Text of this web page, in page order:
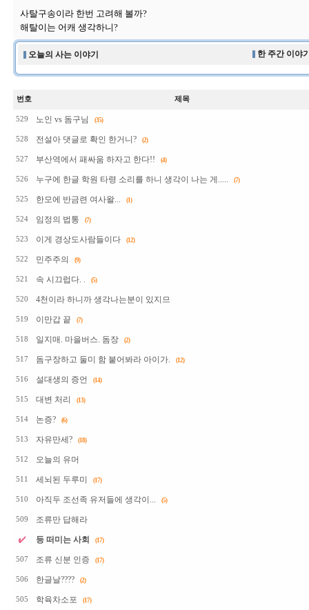
사탈구송이라 한번 고려해 볼까?
해탈이는 어캐 생각하니?
오늘의 사는 이야기 한 주간 이야
번호 제목
529 노인 vs 돔구님 (35)
528 전설아 댓글로 확인 한거니? (2)
527 부산역에서 패싸움 하자고 한다!! (4)
526 누구에 한글 학원 타령 소리를 하니 생각이 나는 게..... (7)
525 한모에 반금련 여사왈... (1)
524 임정의 법통 (7)
523 이게 경상도사람들이다 (12)
522 민주주의 (9)
521 속 시끄럽다. . (5)
520 4천이라 하니까 생각나는분이 있지므
519 이만갑 끝 (7)
518 일지매. 마을버스. 돔장 (2)
517 돔구장하고 둘미 함 붙어봐라 아이가. (12)
516 설대생의 증언 (14)
515 대변 처리 (13)
514 논증? (6)
513 자유만세? (18)
512 오늘의 유머
511 세뇌된 두루미 (17)
510 아직두 조선족 유저들에 생각이... (5)
509 조류만 답해라
등 떠미는 사회 (17)
507 조류 신분 인증 (17)
506 한글날???? (2)
505 학육차소포 (17)